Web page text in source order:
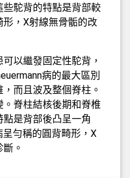
駝背的特點是背部較
，X射線無骨骺的改
以繼發固定性駝背，
病的最大區別
而且波及整個脊柱。
。脊柱結核後期和脊椎
是背部後凸呈一角
呈勻稱的圓背畸形，X
。